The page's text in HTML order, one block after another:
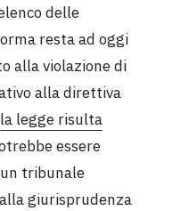
delle
resta ad oggi
alla violazione di
alla direttiva
la legge risulta
essere
tribunale
giurisprudenza